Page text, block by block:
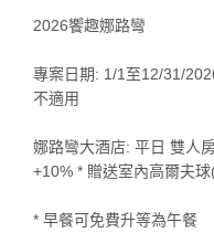
2026饗趣娜路彎
專案日期: 1/1至12/31/
不適用
娜路彎大酒店: 平日 雙人
+10% * 贈送室內高爾夫
* 早餐可免費升等為午餐